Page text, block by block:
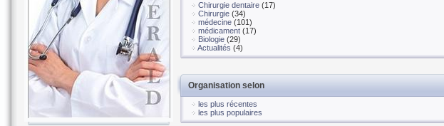
Chirurgie dentaire (17)
Chirurgie (34)
médecine (101)
médicament (17)
Biologie (29)
Actualités (4)
Organisation selon
les plus récentes
les plus populaires